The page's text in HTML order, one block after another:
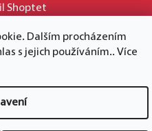
Dalším procházením
s jejich používáním.. Více
Shoptet
práva vyhrazena.